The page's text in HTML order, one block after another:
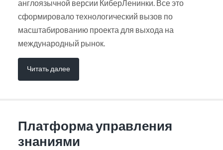
англоязычной версии КиберЛенинки. Все это
сформировало технологический вызов по
масштабированию проекта для выхода на
международный рынок.
Читать далее
Платформа управления
знаниями